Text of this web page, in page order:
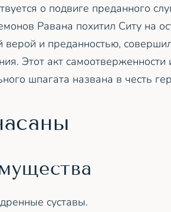
о подвиге преданного
Равана похитил Ситу на
и преданностью,
Этот акт
шпагата названа в честь
суставы.